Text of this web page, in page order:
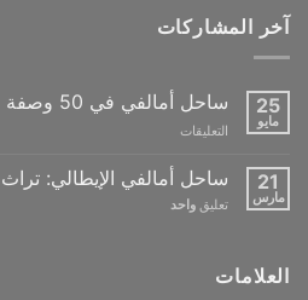
آخر المشاركات
25
مايو
ساحل أمالفي في 50 وصفة مميزة
التعليقات
Amalfi
Coast
in
21
مارس
ساحل أمالفي الإيطالي: تراث
تعليق واحد
العلامات